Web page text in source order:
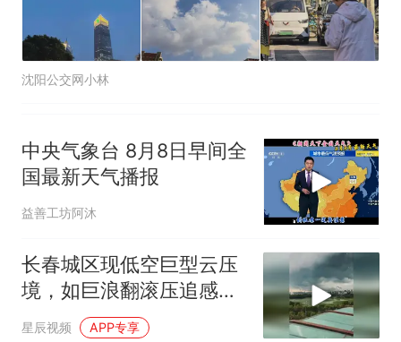
沈阳公交网小林
中央气象台️ 8月8日早间全
国最新天气播报
益善工坊阿沐
长春城区现低空巨型云压
境，如巨浪翻滚压追感十
星辰视频 APP专享